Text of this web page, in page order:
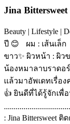
Jina Bittersweet
Beauty | Lifestyle |
ปี 😊 ผม : เส้นเล็ก
ขาว✨ ผิวหน้า : ผิ
น้องหมาลาบราดอ
เเล้วมาอัพเดทเรื่อ
👍 ยินดีที่ได้รู้จักเพื่
: Jina Bittersweet ติ